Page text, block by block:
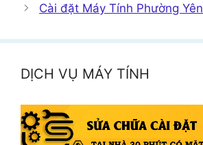
Cài đặt Máy Tính Phường
DỊCH VỤ MÁY TÍNH